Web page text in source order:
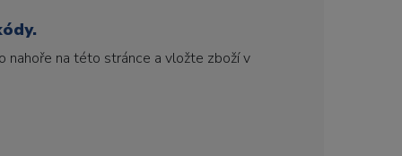
nahoře na této stránce a vložte zboží v